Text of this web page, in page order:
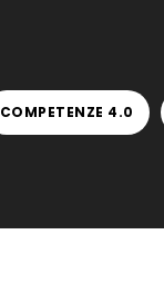
COMPETENZE 4.0